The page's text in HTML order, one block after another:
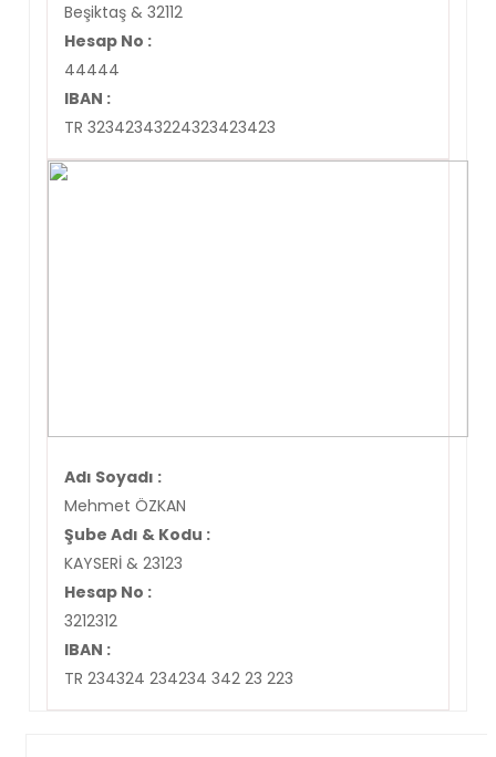
Beşiktaş & 32112
Hesap No :
44444
IBAN :
TR 32342343224323423423
Adı Soyadı :
Mehmet ÖZKAN
Şube Adı & Kodu :
KAYSERİ & 23123
Hesap No :
3212312
IBAN :
TR 234324 234234 342 23 223